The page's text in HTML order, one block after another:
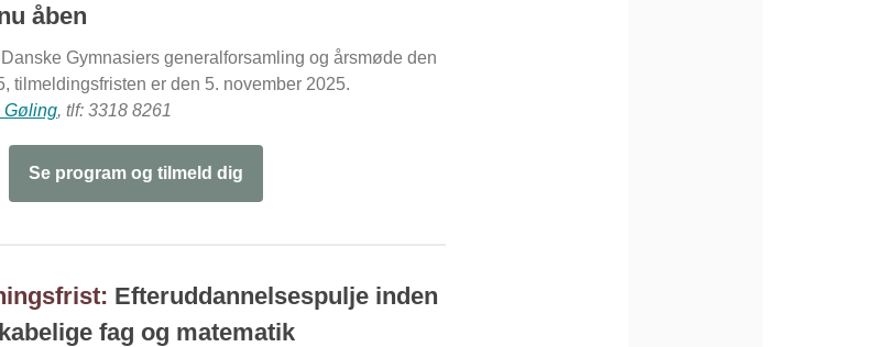
åben
Gymnasiers generalforsamling og årsmøde den
tilmeldingsfristen er den 5. november 2025.
Gøling, tlf: 3318 8261
Se program og tilmeld dig
Efteruddannelsespulje inden
fag og matematik